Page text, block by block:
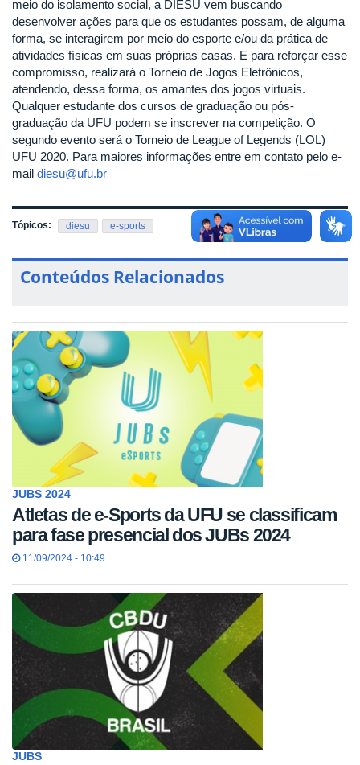
meio do isolamento social, a DIESU vem buscando
desenvolver ações para que os estudantes possam, de alguma
forma, se interagirem por meio do esporte e/ou da prática de
atividades físicas em suas próprias casas. E para reforçar esse
compromisso, realizará o Torneio de Jogos Eletrônicos,
atendendo, dessa forma, os amantes dos jogos virtuais.
Qualquer estudante dos cursos de graduação ou pós-
graduação da UFU podem se inscrever na competição. O
segundo evento será o Torneio de League of Legends (LOL)
UFU 2020. Para maiores informações entre em contato pelo e-
mail diesu@ufu.br
Tópicos: diesu e-sports
Conteúdos Relacionados
JUBS 2024
Atletas de e-Sports da UFU se classificam
para fase presencial dos JUBs 2024
11/09/2024 - 10:49
JUBS